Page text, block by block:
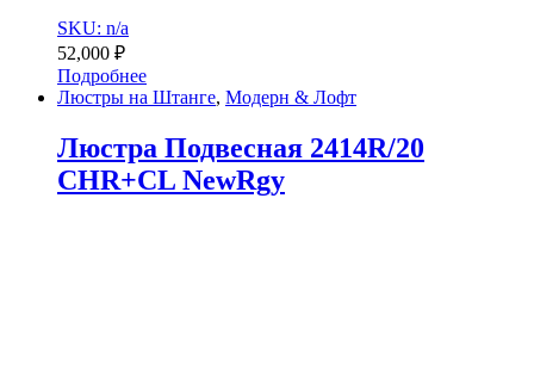
SKU: n/a
52,000 ₽
Подробнее
Люстры на Штанге, Модерн & Лофт
Люстра Подвесная 2414R/20
CHR+CL NewRgy